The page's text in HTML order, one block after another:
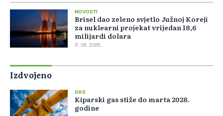
NOVOSTI
Brisel dao zeleno svjetlo Južnoj Koreji
za nuklearni projekat vrijedan 18,6
milijardi dolara
11. 06. 2026.
Izdvojeno
GAS
Kiparski gas stiže do marta 2028.
godine